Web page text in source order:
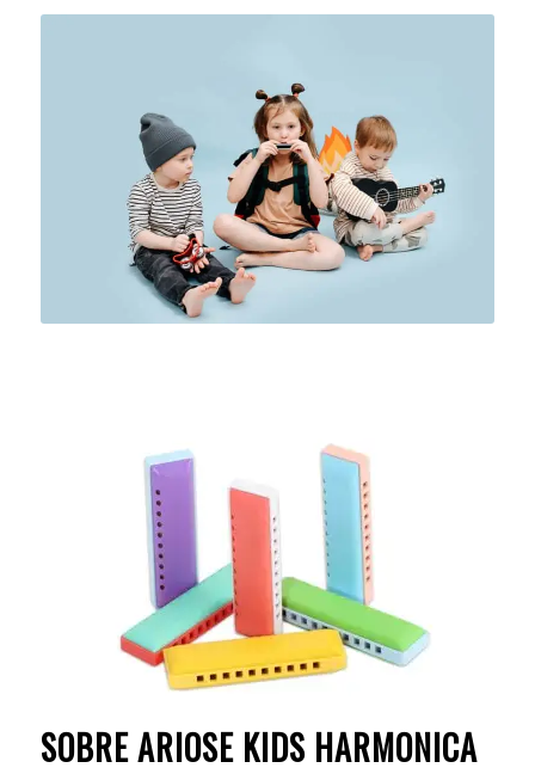
SOBRE ARIOSE KIDS HARMONICA